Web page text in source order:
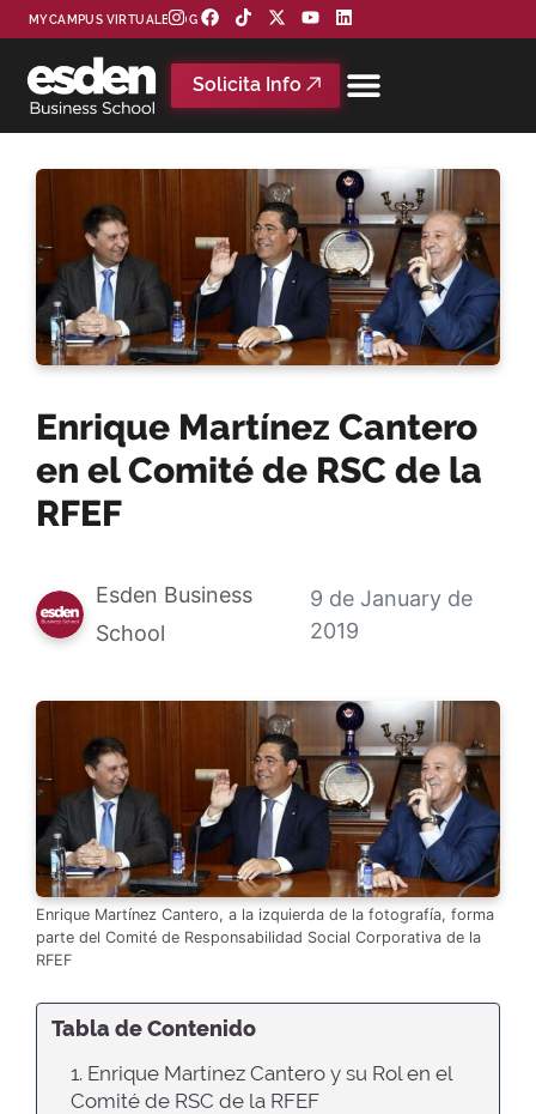
MYCAMPUS VIRTUAL BLOG
Solicita Info
Enrique Martínez Cantero
en el Comité de RSC de la
RFEF
Esden Business
School
9 de January de
2019
Enrique Martínez Cantero, a la izquierda de la fotografía, forma
parte del Comité de Responsabilidad Social Corporativa de la
RFEF
Tabla de Contenido
1. Enrique Martínez Cantero y su Rol en el
Comité de RSC de la RFEF